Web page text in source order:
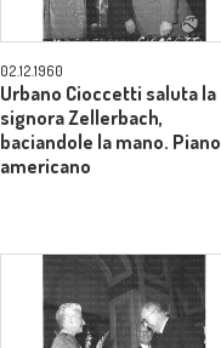
02.12.1960
Urbano Cioccetti saluta la
signora Zellerbach,
baciandole la mano. Piano
americano